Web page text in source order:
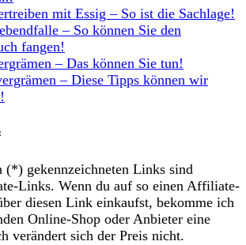
mit Essig – So ist die Sachlage!
– So können Sie den
fangen!
– Das können Sie tun!
– Diese Tipps können wir
(*) gekennzeichneten Links sind
Links. Wenn du auf so einen Affiliate-
diesen Link einkaufst, bekomme ich
Online-Shop oder Anbieter eine
verändert sich der Preis nicht.